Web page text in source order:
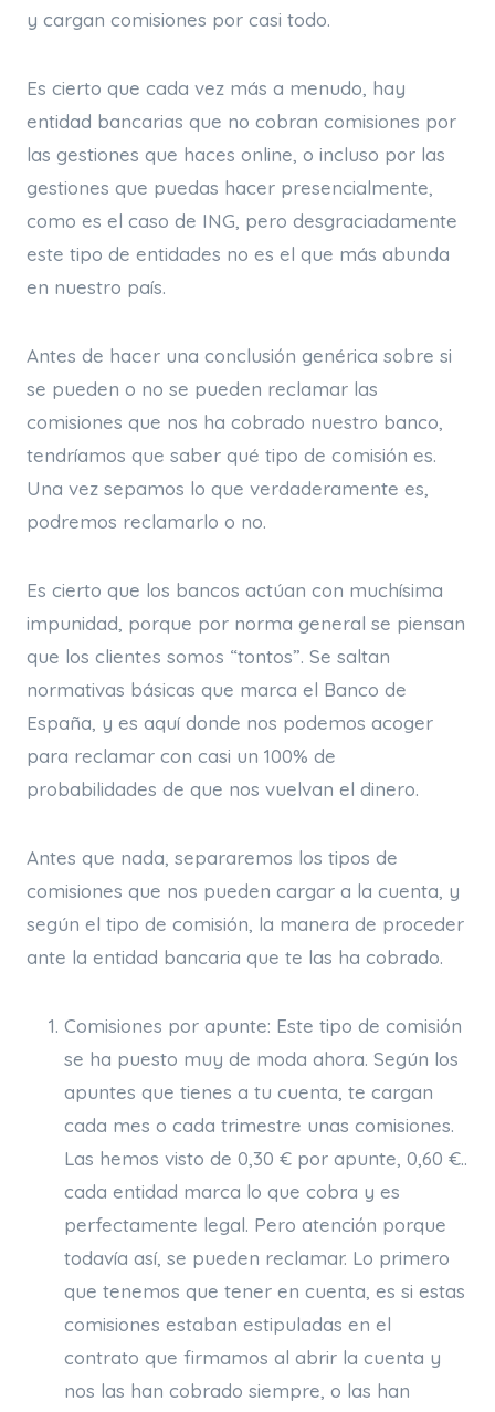
y cargan comisiones por casi todo.
Es cierto que cada vez más a menudo, hay
entidad bancarias que no cobran comisiones por
las gestiones que haces online, o incluso por las
gestiones que puedas hacer presencialmente,
como es el caso de ING, pero desgraciadamente
este tipo de entidades no es el que más abunda
en nuestro país.
Antes de hacer una conclusión genérica sobre si
se pueden o no se pueden reclamar las
comisiones que nos ha cobrado nuestro banco,
tendríamos que saber qué tipo de comisión es.
Una vez sepamos lo que verdaderamente es,
podremos reclamarlo o no.
Es cierto que los bancos actúan con muchísima
impunidad, porque por norma general se piensan
que los clientes somos “tontos”. Se saltan
normativas básicas que marca el Banco de
España, y es aquí donde nos podemos acoger
para reclamar con casi un 100% de
probabilidades de que nos vuelvan el dinero.
Antes que nada, separaremos los tipos de
comisiones que nos pueden cargar a la cuenta, y
según el tipo de comisión, la manera de proceder
ante la entidad bancaria que te las ha cobrado.
Comisiones por apunte: Este tipo de comisión
se ha puesto muy de moda ahora. Según los
apuntes que tienes a tu cuenta, te cargan
cada mes o cada trimestre unas comisiones.
Las hemos visto de 0,30 € por apunte, 0,60 €..
cada entidad marca lo que cobra y es
perfectamente legal. Pero atención porque
todavía así, se pueden reclamar. Lo primero
que tenemos que tener en cuenta, es si estas
comisiones estaban estipuladas en el
contrato que firmamos al abrir la cuenta y
nos las han cobrado siempre, o las han